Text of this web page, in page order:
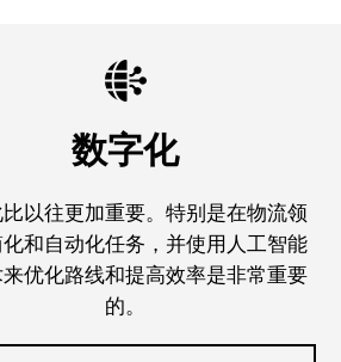
数字化
以往更加重要。特别是在物流领
和自动化任务，并使用人工智能
优化路线和提高效率是非常重要
的。